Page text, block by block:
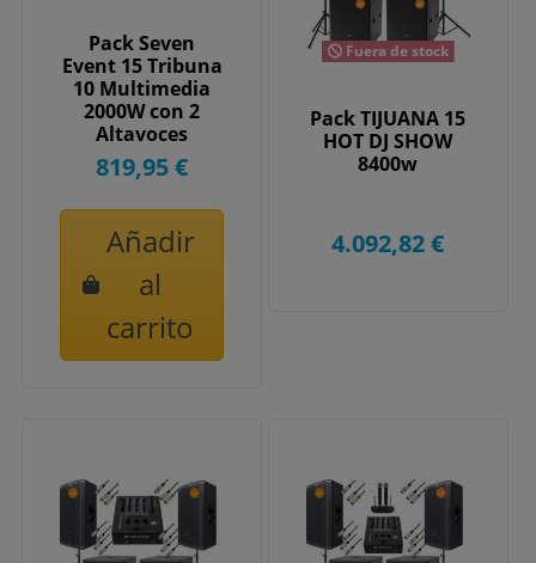
Pack Seven
Event 15 Tribuna
10 Multimedia
2000W con 2
Altavoces
Portátiles,
Soportes,...
819,95 €
Añadir
al
carrito
Fuera de stock
Pack TIJUANA 15
HOT DJ SHOW
8400w
4.092,82 €